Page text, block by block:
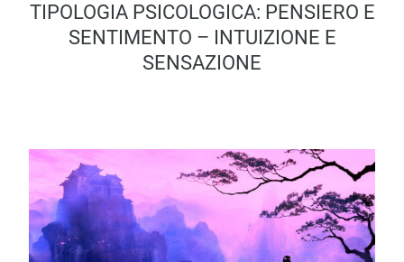
TIPOLOGIA PSICOLOGICA: PENSIERO E
SENTIMENTO – INTUIZIONE E
SENSAZIONE